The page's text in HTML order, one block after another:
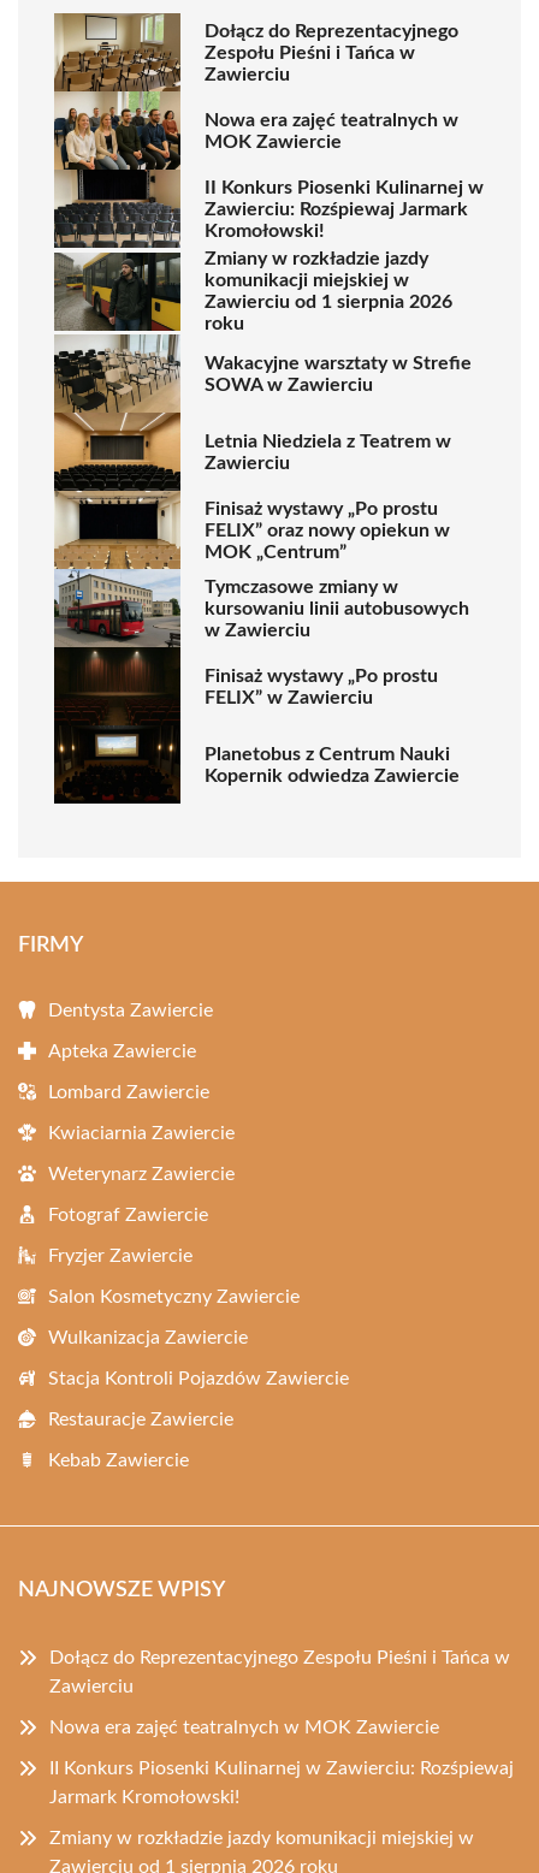
Dołącz do Reprezentacyjnego
Zespołu Pieśni i Tańca w
Zawierciu
Nowa era zajęć teatralnych w
MOK Zawiercie
II Konkurs Piosenki Kulinarnej w
Zawierciu: Rozśpiewaj Jarmark
Kromołowski!
Zmiany w rozkładzie jazdy
komunikacji miejskiej w
Zawierciu od 1 sierpnia 2026
roku
Wakacyjne warsztaty w Strefie
SOWA w Zawierciu
Letnia Niedziela z Teatrem w
Zawierciu
Finisaż wystawy „Po prostu
FELIX” oraz nowy opiekun w
MOK „Centrum”
Tymczasowe zmiany w
kursowaniu linii autobusowych
w Zawierciu
Finisaż wystawy „Po prostu
FELIX” w Zawierciu
Planetobus z Centrum Nauki
Kopernik odwiedza Zawiercie
FIRMY
Dentysta Zawiercie
Apteka Zawiercie
Lombard Zawiercie
Kwiaciarnia Zawiercie
Weterynarz Zawiercie
Fotograf Zawiercie
Fryzjer Zawiercie
Salon Kosmetyczny Zawiercie
Wulkanizacja Zawiercie
Stacja Kontroli Pojazdów Zawiercie
Restauracje Zawiercie
Kebab Zawiercie
NAJNOWSZE WPISY
Dołącz do Reprezentacyjnego Zespołu Pieśni i Tańca w
Zawierciu
Nowa era zajęć teatralnych w MOK Zawiercie
II Konkurs Piosenki Kulinarnej w Zawierciu: Rozśpiewaj
Jarmark Kromołowski!
Zmiany w rozkładzie jazdy komunikacji miejskiej w
Zawierciu od 1 sierpnia 2026 roku